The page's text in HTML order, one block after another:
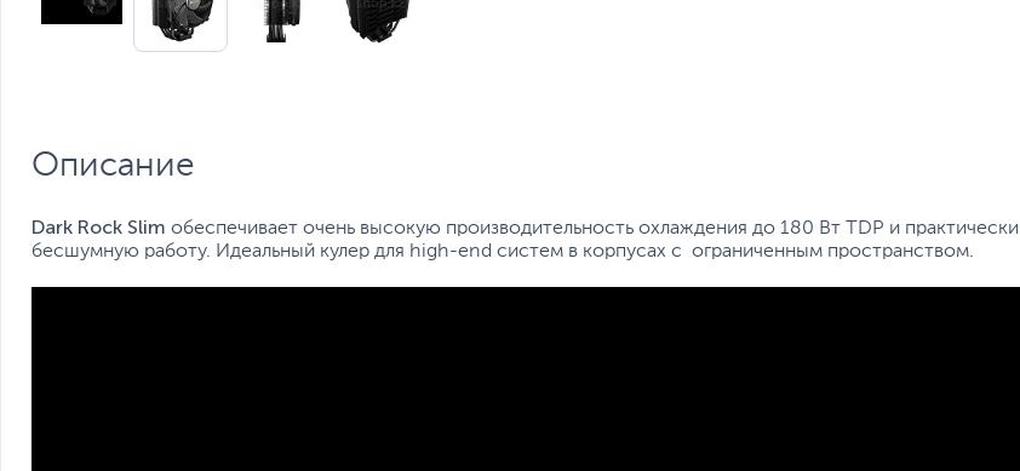
Описание
Dark Rock Slim обеспечивает очень высокую производительность охлаждения до 180 Вт TDP и практически
бесшумную работу. Идеальный кулер для high-end систем в корпусах с ограниченным пространством.